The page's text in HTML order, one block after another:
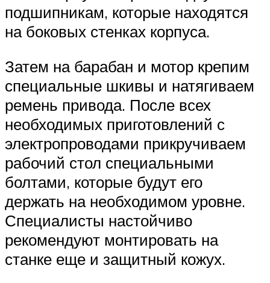
подшипникам, которые находятся
на боковых стенках корпуса.
Затем на барабан и мотор крепим
специальные шкивы и натягиваем
ремень привода. После всех
необходимых приготовлений с
электропроводами прикручиваем
рабочий стол специальными
болтами, которые будут его
держать на необходимом уровне.
Специалисты настойчиво
рекомендуют монтировать на
станке еще и защитный кожух.